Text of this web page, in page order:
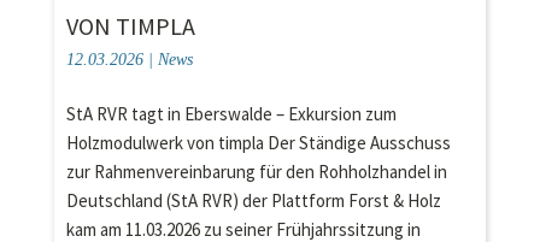
VON TIMPLA
12.03.2026| News
StA RVR tagt in Eberswalde – Exkursion zum
Holzmodulwerk von timpla Der Ständige Ausschuss
zur Rahmenvereinbarung für den Rohholzhandel in
Deutschland (StA RVR) der Plattform Forst & Holz
kam am 11.03.2026 zu seiner Frühjahrssitzung in